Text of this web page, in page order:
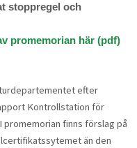
stoppregel och
promemorian här (pdf)
efter
Kontrollstation för
promemorian finns förslag på
än den